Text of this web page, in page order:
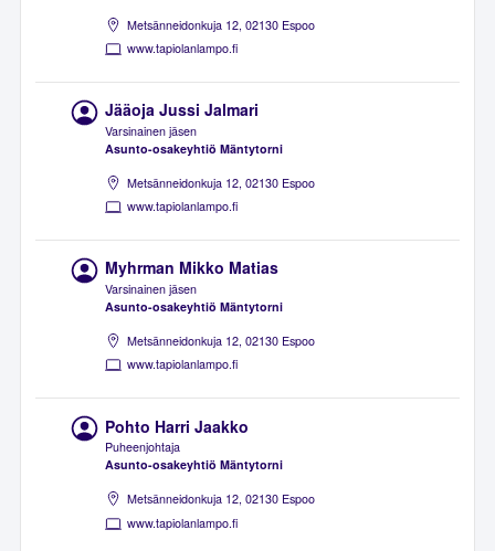
Metsänneidonkuja 12, 02130 Espoo
www.tapiolanlampo.fi
Jääoja Jussi Jalmari
Varsinainen jäsen
Asunto-osakeyhtiö Mäntytorni
Metsänneidonkuja 12, 02130 Espoo
www.tapiolanlampo.fi
Myhrman Mikko Matias
Varsinainen jäsen
Asunto-osakeyhtiö Mäntytorni
Metsänneidonkuja 12, 02130 Espoo
www.tapiolanlampo.fi
Pohto Harri Jaakko
Puheenjohtaja
Asunto-osakeyhtiö Mäntytorni
Metsänneidonkuja 12, 02130 Espoo
www.tapiolanlampo.fi